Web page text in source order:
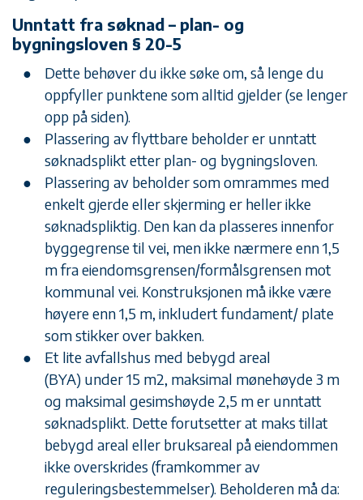
Unntatt fra søknad – plan- og
bygningsloven § 20-5
Dette behøver du ikke søke om, så lenge du
oppfyller punktene som alltid gjelder (se lenger
opp på siden).
Plassering av flyttbare beholder er unntatt
søknadsplikt etter plan- og bygningsloven.
Plassering av beholder som omrammes med
enkelt gjerde eller skjerming er heller ikke
søknadspliktig. Den kan da plasseres innenfor
byggegrense til vei, men ikke nærmere enn 1,5
m fra eiendomsgrensen/formålsgrensen mot
kommunal vei. Konstruksjonen må ikke være
høyere enn 1,5 m, inkludert fundament/ plate
som stikker over bakken.
Et lite avfallshus med bebygd areal
(BYA) under 15 m2, maksimal mønehøyde 3 m
og maksimal gesimshøyde 2,5 m er unntatt
søknadsplikt. Dette forutsetter at maks tillat
bebygd areal eller bruksareal på eiendommen
ikke overskrides (framkommer av
reguleringsbestemmelser). Beholderen må da: